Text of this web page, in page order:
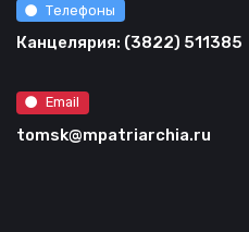
Телефоны
Канцелярия: (3822) 511385
Email
tomsk@mpatriarchia.ru